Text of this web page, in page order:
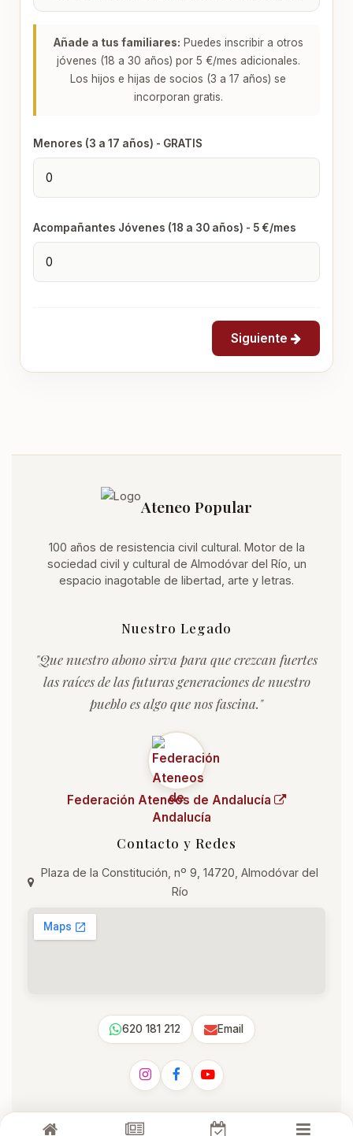
Añade a tus familiares: Puedes inscribir a otros
jóvenes (18 a 30 años) por 5 €/mes adicionales.
Los hijos e hijas de socios (3 a 17 años) se
incorporan gratis.
Menores (3 a 17 años) - GRATIS
Acompañantes Jóvenes (18 a 30 años) - 5 €/mes
Siguiente
Ateneo Popular
100 años de resistencia civil cultural. Motor de la
sociedad civil y cultural de Almodóvar del Río, un
espacio inagotable de libertad, arte y letras.
Nuestro Legado
"Que nuestro abono sirva para que crezcan fuertes
las raíces de las futuras generaciones de nuestro
pueblo es algo que nos fascina."
Federación Ateneos de Andalucía
Contacto y Redes
Plaza de la Constitución, nº 9, 14720, Almodóvar del
Río
620 181 212 Email